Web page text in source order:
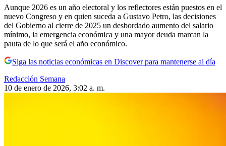
Aunque 2026 es un año electoral y los reflectores están puestos en el
nuevo Congreso y en quien suceda a Gustavo Petro, las decisiones
del Gobierno al cierre de 2025 un desbordado aumento del salario
mínimo, la emergencia económica y una mayor deuda marcan la
pauta de lo que será el año económico.
Siga las noticias económicas en Discover para mantenerse al día
Redacción Semana
10 de enero de 2026, 3:02 a. m.